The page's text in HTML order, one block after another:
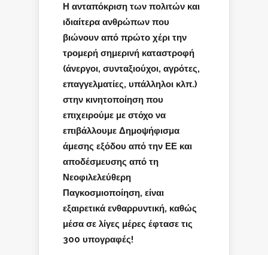
Η ανταπόκριση των πολιτών και
ιδιαίτερα ανθρώπων που
βιώνουν από πρώτο χέρι την
τρομερή σημερινή καταστροφή
(άνεργοι, συνταξιούχοι, αγρότες,
επαγγελματίες, υπάλληλοι κλπ.)
στην κινητοποίηση που
επιχειρούμε με στόχο να
επιβάλλουμε Δημοψήφισμα
άμεσης εξόδου από την ΕΕ και
αποδέσμευσης από τη
Νεοφιλελεύθερη
Παγκοσμιοποίηση, είναι
εξαιρετικά ενθαρρυντική, καθώς
μέσα σε λίγες μέρες έφτασε τις
300 υπογραφές!